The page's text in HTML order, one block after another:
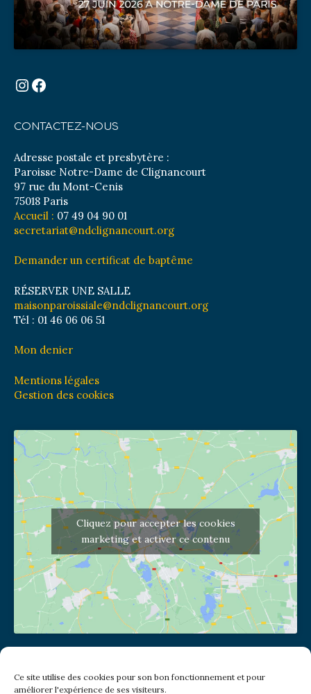
Ce site utilise des cookies pour son bon fonctionnement et pour
améliorer l'expérience de ses visiteurs.
Instagram
Facebook
CONTACTEZ-NOUS
Adresse postale et presbytère :
Paroisse Notre-Dame de Clignancourt
97 rue du Mont-Cenis
75018 Paris
Accueil : 07 49 04 90 01
secretariat@ndclignancourt.org
Demander un certificat de baptême
RÉSERVER UNE SALLE
maisonparoissiale@ndclignancourt.org
Tél : 01 46 06 06 51
Mon denier
Mentions légales
Gestion des cookies
Cliquez pour accepter les cookies
marketing et activer ce contenu
(pas de courrier à cette adresse)